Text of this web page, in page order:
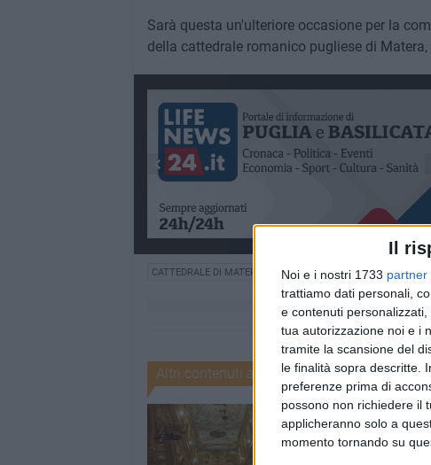
Il
Noi e i nostri 1733 partner
trattiamo dati personali,
e contenuti
tua autorizzazione noi e i
tramite la scansione del
le finalità sopra descritte.
preferenze prima di
possono non richiedere il
applicheranno solo a
momento tornando su
Sarà questa un'ulteriore occasione per la
della cattedrale romanico pugliese di
CATTEDRALE DI MATERA
Altri contenuti a tema